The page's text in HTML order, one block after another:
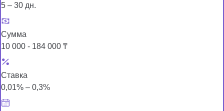
5 – 30 дн.
Сумма
10 000 - 184 000 ₸
Ставка
0,01% – 0,3%